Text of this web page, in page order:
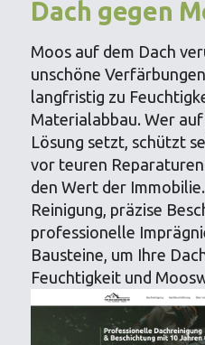
Dach gegen
Moos auf dem Dach
unschöne
langfristig zu
Materialabbau. Wer
Lösung setzt, schützt
vor teuren
den Wert der
Reinigung, präzise
professionelle
Bausteine, um Ihre
Feuchtigkeit und